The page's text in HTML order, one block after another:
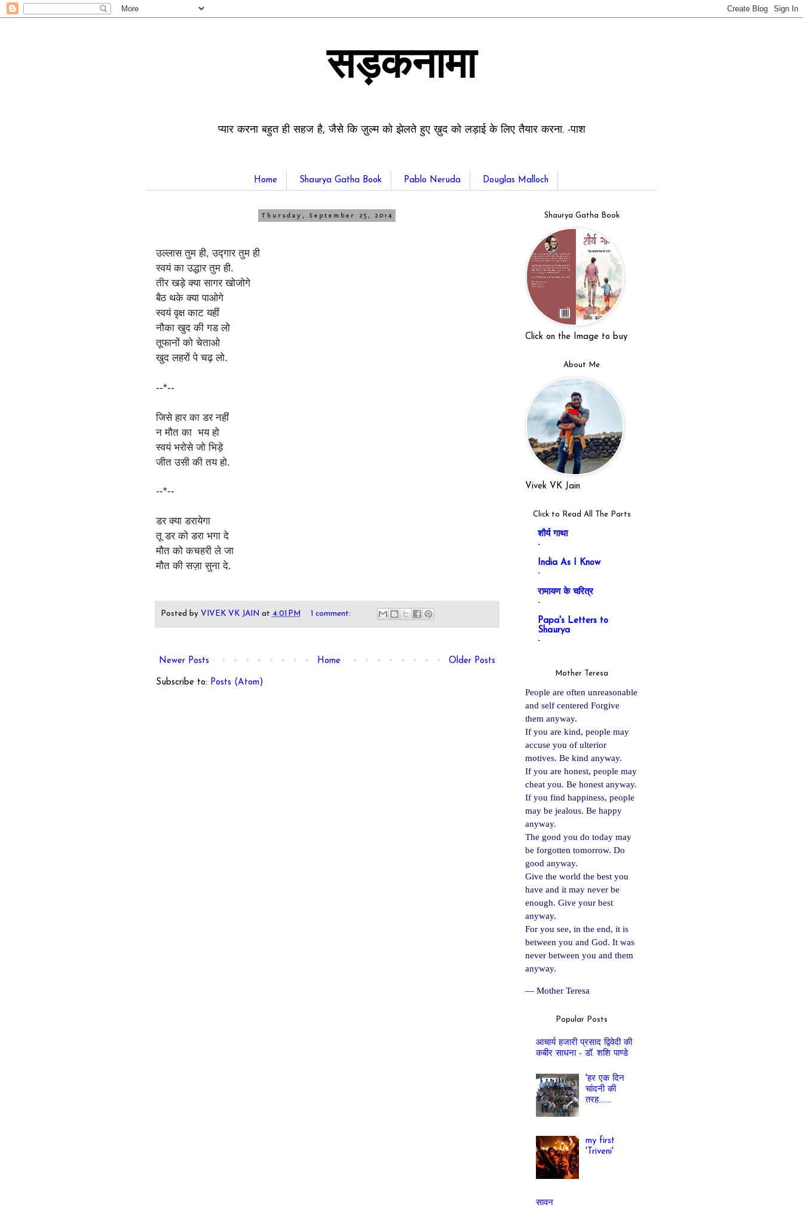
सड़कनामा
प्यार करना बहुत ही सहज है, जैसे कि ज़ुल्म को झेलते हुए ख़ुद को लड़ाई के लिए तैयार करना. -पाश
Home Shaurya Gatha Book Pablo Neruda Douglas Malloch
Thursday, September 25, 2014
उल्लास तुम ही, उद्गार तुम ही
स्वयं का उद्धार तुम ही.
तीर खड़े क्या सागर खोजोगे
बैठ थके क्या पाओगे
स्वयं वृक्ष काट यहीं
नौका खुद की गड लो
तूफानों को चेताओ
खुद लहरों पे चढ़ लो.
--*--
जिसे हार का डर नहीं
न मौत का भय हो
स्वयं भरोसे जो भिड़े
जीत उसी की तय हो.
--*--
डर क्या डरायेगा
तू डर को डरा भगा दे
मौत को कचहरी ले जा
मौत की सज़ा सुना दे.
Posted by VIVEK VK JAIN at 4:01 PM 1 comment:
Newer Posts Older Posts
Home
Subscribe to: Posts (Atom)
Shaurya Gatha Book
Click on the Image to buy
About Me
Vivek VK Jain
Click to Read All The Parts
शौर्य गाथा
-
India As I Know
-
रामायण के चरित्र
-
Papa's Letters to
Shaurya
-
Mother Teresa
People are often unreasonable
and self centered Forgive
them anyway.
If you are kind, people may
accuse you of ulterior
motives. Be kind anyway.
If you are honest, people may
cheat you. Be honest anyway.
If you find happiness, people
may be jealous. Be happy
anyway.
The good you do today may
be forgotten tomorrow. Do
good anyway.
Give the world the best you
have and it may never be
enough. Give your best
anyway.
For you see, in the end, it is
between you and God. It was
never between you and them
anyway.
― Mother Teresa
Popular Posts
आचार्य हजारी प्रसाद द्विवेदी की
कबीर साधना - डॉ. शशि पाण्डे
'हर एक दिन
चांदनी की
तरह.......
my first
'Triveni'
सावन